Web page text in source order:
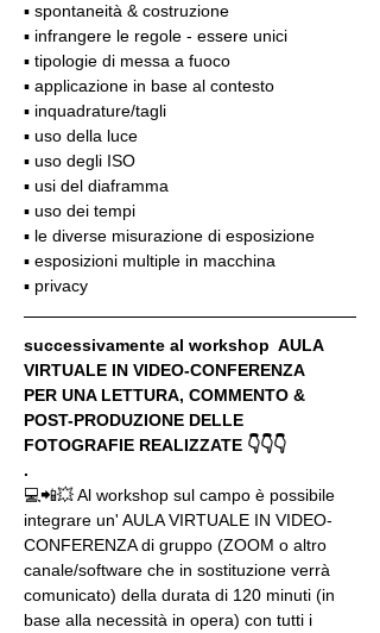
▪️ spontaneità & costruzione
▪️ infrangere le regole - essere unici
▪️ tipologie di messa a fuoco
▪️ applicazione in base al contesto
▪️ inquadrature/tagli
▪️ uso della luce
▪️ uso degli ISO
▪️ usi del diaframma
▪️ uso dei tempi
▪️ le diverse misurazione di esposizione
▪️ esposizioni multiple in macchina
▪️ privacy
successivamente al workshop  AULA
VIRTUALE IN VIDEO-CONFERENZA
PER UNA LETTURA, COMMENTO &
POST-PRODUZIONE DELLE
FOTOGRAFIE REALIZZATE 👇👇👇
.
💻📲💥 Al workshop sul campo è possibile
integrare un' AULA VIRTUALE IN VIDEO-
CONFERENZA di gruppo (ZOOM o altro
canale/software che in sostituzione verrà
comunicato) della durata di 120 minuti (in
base alla necessità in opera) con tutti i